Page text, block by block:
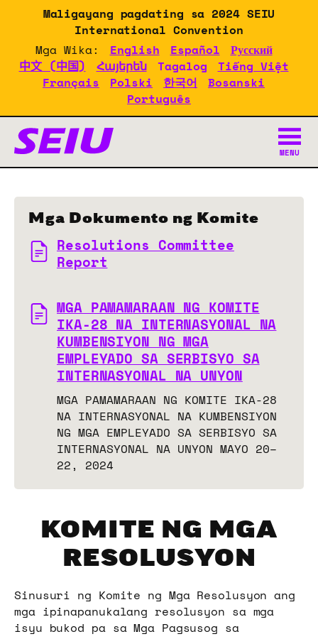
content
Maligayang pagdating sa 2024 SEIU
International Convention
Mga Wika:
English Español
Русский
中文 (中国)
Հայերեն Tagalog
Tiếng Việt
Français
Polski 한국어
Bosanski
Português
Mga Dokumento ng
MENU
Mga Dokumento ng Komite
Resolutions Committee
Report
MGA PAMAMARAAN NG KOMITE
IKA-28 NA INTERNASYONAL NA
KUMBENSIYON NG MGA
EMPLEYADO SA SERBISYO SA
INTERNASYONAL NA UNYON
MGA PAMAMARAAN NG KOMITE IKA-28
NA INTERNASYONAL NA KUMBENSIYON
NG MGA EMPLEYADO SA SERBISYO SA
INTERNASYONAL NA UNYON MAYO 20–
22, 2024
KOMITE NG MGA
RESOLUSYON
Sinusuri ng Komite ng Mga Resolusyon ang
mga ipinapanukalang resolusyon sa mga
isyu bukod pa sa Mga Pagsusog sa